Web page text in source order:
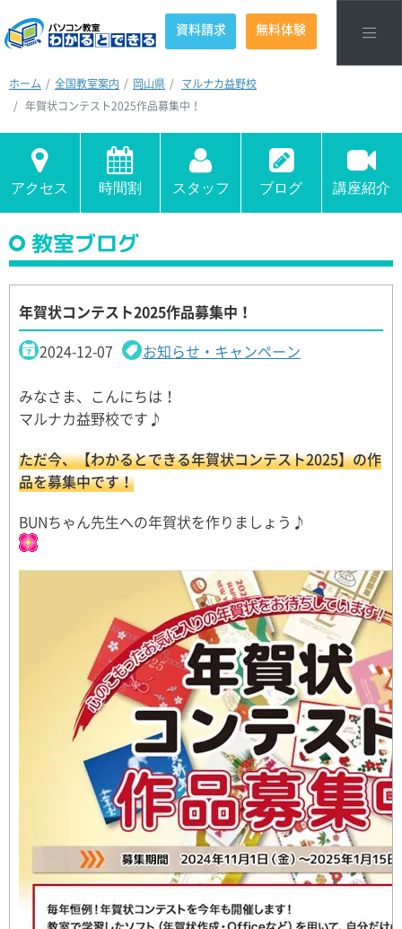
資料請求 無料体験
ホーム 全国教室案内 岡山県
マルナカ益野校
年賀状コンテスト2025作品募集中！
アクセス 時間割 スタッフ ブログ 講座紹介
教室ブログ
年賀状コンテスト2025作品募集中！
2024-12-07
お知らせ・キャンペーン
みなさま、こんにちは！
マルナカ益野校です♪
ただ今、【わかるとできる年賀状コンテスト2025】の作
品を募集中です！
BUNちゃん先生への年賀状を作りましょう♪